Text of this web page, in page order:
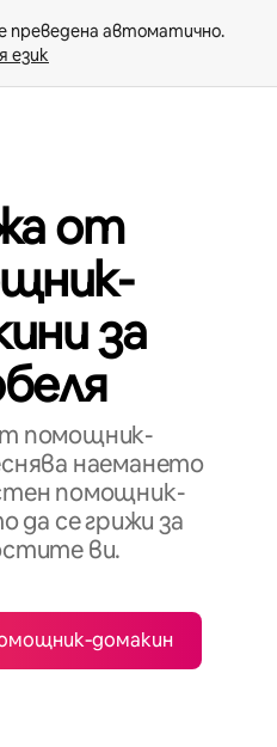
език
от
за
помощник-
наемането
помощник-
да се грижи за
ви.